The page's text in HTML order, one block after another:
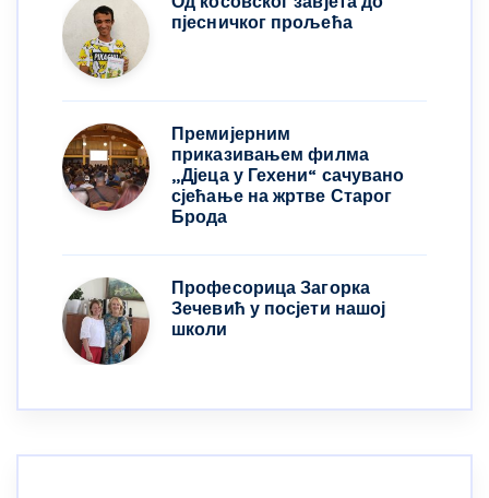
пјесничког прољећа
Премијерним
приказивањем филма
„Дјеца у Гехени“ сачувано
сјећање на жртве Старог
Брода
Професорица Загорка
Зечевић у посјети нашој
школи